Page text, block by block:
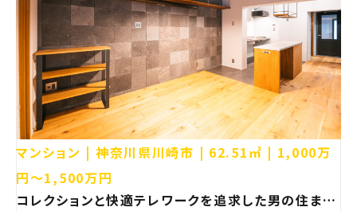
マンション 神奈川県川崎市 62.51㎡
1,000万
円〜1,500万円
コレクションと快適テレワークを追求した男の住まい